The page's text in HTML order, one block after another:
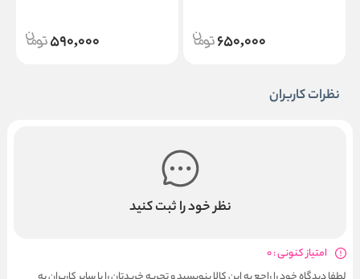
650,000
590,000
نظرات کاربران
نظر خود را ثبت کنید
امتیاز کنونی : 0